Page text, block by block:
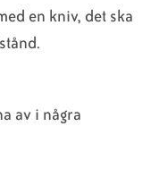
en kniv, det ska
av i några